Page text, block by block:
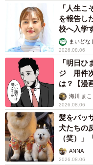
「人生
を報告し
校へ入学
まいどな
2026.08.06
「明日
ジ 用件
は？【漫
海川 まこ
2026.08.06
髪をバッ
犬たちの
（笑）」
ANNA
2026.08.06